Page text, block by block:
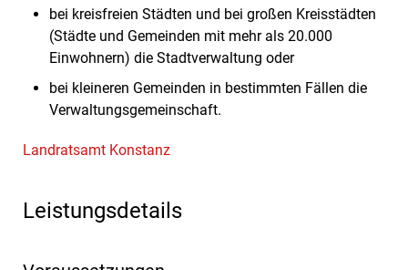
bei kreisfreien Städten und bei großen Kreisstädten
(Städte und Gemeinden mit mehr als 20.000
Einwohnern) die Stadtverwaltung oder
bei kleineren Gemeinden in bestimmten Fällen die
Verwaltungsgemeinschaft.
Landratsamt Konstanz
Leistungsdetails